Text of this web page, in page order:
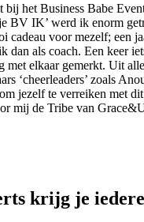
bij het Business Babe
BV IK’ werd ik enorm
cadeau voor mezelf; een
dan als coach. Een keer
met elkaar gemerkt. Uit
‘cheerleaders’ zoals
jezelf te verreiken met
mij de Tribe van
krijg je